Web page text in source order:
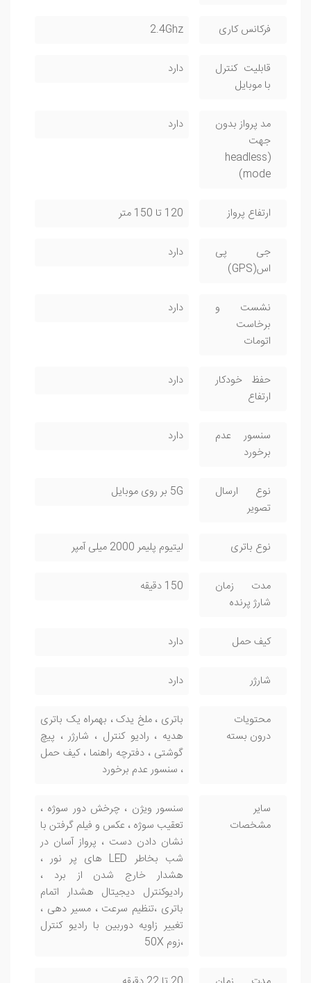
فرکانس کاری 2.4Ghz
قابلیت کنترل
با موبایل
دارد
مد پرواز بدون
جهت
(headless
mode)
دارد
ارتفاع پرواز 120 تا 150 متر
جی پی
اس(GPS)
دارد
نشست و
برخاست
اتومات
دارد
حفظ خودکار
ارتفاع
دارد
سنسور عدم
برخورد
دارد
نوع ارسال
تصویر
5G بر روی موبایل
نوع باتری لیتیوم پلیمر 2000 میلی آمپر
مدت زمان
شارژ پرنده
150 دقیقه
کیف حمل دارد
شارژر دارد
محتویات
درون بسته
باتری ، ملخ یدک ، بهمراه یک باتری
هدیه ، رادیو کنترل ، شارژر ، پیچ
گوشتی ، دفترچه راهنما ، کیف حمل
، سنسور عدم برخورد
سایر
مشخصات
سنسور ویژن ، چرخش دور سوژه ،
تعقیب سوژه ، عکس و فیلم گرفتن با
نشان دادن دست ، پرواز آسان در
شب بخاطر LED های پر نور ،
هشدار خارج شدن از برد ،
رادیوکنترل دیجیتال هشدار اتمام
باتری ،تنظیم سرعت ، مسیر دهی ،
تغییر زاویه دوربین با رادیو کنترل
،زوم 50X